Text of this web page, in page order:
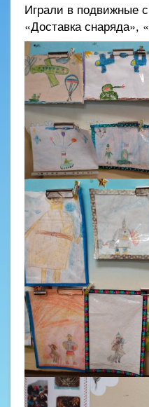
Играли в подвижные
«Доставка снаряда»,